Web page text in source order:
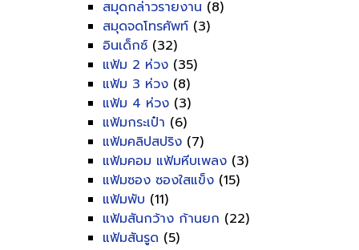
สมุดกล่าวรายงาน (8)
สมุดจดโทรศัพท์ (3)
อินเด็กซ์ (32)
แฟ้ม 2 ห่วง (35)
แฟ้ม 3 ห่วง (8)
แฟ้ม 4 ห่วง (3)
แฟ้มกระเป๋า (6)
แฟ้มคลิปสปริง (7)
แฟ้มคอม แฟ้มหีบเพลง (3)
แฟ้มซอง ซองใสแข็ง (15)
แฟ้มพับ (11)
แฟ้มสันกว้าง ก้านยก (22)
แฟ้มสันรูด (5)